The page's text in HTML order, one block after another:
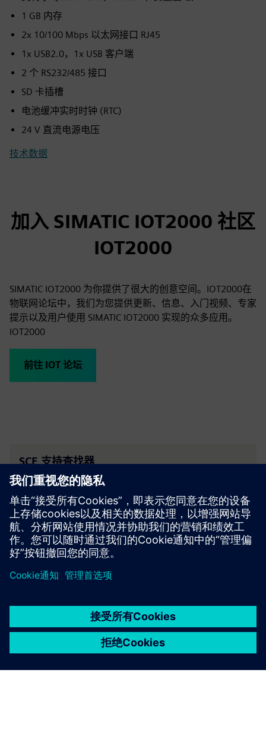
1 GB 内存
2x 10/100 Mbps 以太网接口 RJ45
1x USB2.0，1x USB 客户端
2 个 RS232/485 接口
SD 卡插槽
电池缓冲实时时钟 (RTC)
24 V 直流电源电压
技术数据
加入 SIMATIC IOT2000 社区
IOT2000
SIMATIC IOT2000 为你提供了很大的创意空间。IOT2000在
物联网论坛中，我们为您提供更新、信息、入门视频、专家
提示以及用户使用 SIMATIC IOT2000 实现的众多应用。
IOT2000
前往 IOT 论坛
SCE 支持查找器
将有关教育、研发的支持问题发送给我们。
你的请求